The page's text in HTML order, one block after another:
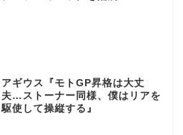
アギウス『モトGP昇格は大丈
夫…ストーナー同様、僕はリアを
駆使して操縦する』